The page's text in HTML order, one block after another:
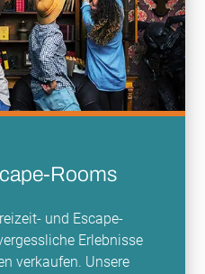
Rooms
und Escape-
Erlebnisse
verkaufen. Unsere